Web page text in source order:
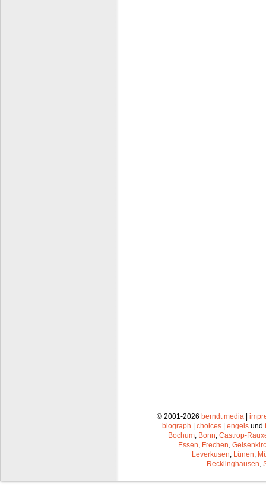
© 2001-2026 berndt media |
biograph | choices | engels und
Bochum Bonn Castrop-
Essen Frechen
Leverkusen Lünen
Recklinghausen